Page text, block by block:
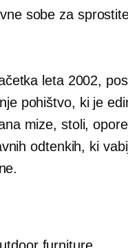
sobe za
leta 2002,
pohištvo, ki je
mize, stoli,
odtenkih, ki